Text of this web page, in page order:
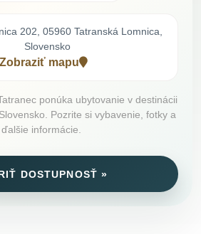
202, 05960 Tatranská Lomnica,
Slovensko
Zobraziť mapu
ponúka ubytovanie v destinácii
Pozrite si vybavenie, fotky a
ďalšie informácie.
DOSTUPNOSŤ »